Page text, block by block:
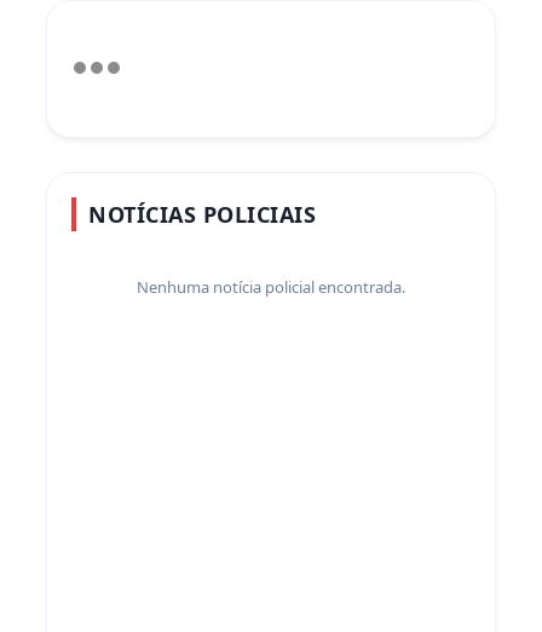
NOTÍCIAS POLICIAIS
Nenhuma notícia policial encontrada.